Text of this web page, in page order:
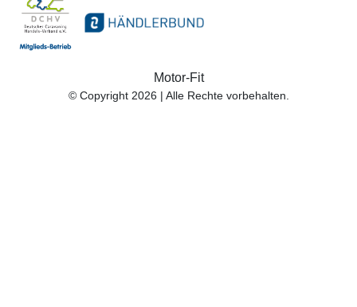
Motor-Fit
© Copyright 2026 | Alle Rechte vorbehalten.